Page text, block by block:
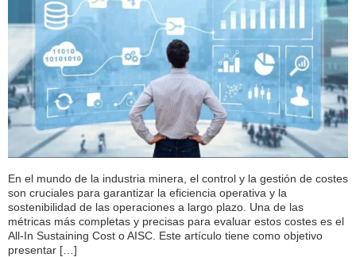
En el mundo de la industria minera, el control y la gestión de costes
son cruciales para garantizar la eficiencia operativa y la
sostenibilidad de las operaciones a largo plazo. Una de las
métricas más completas y precisas para evaluar estos costes es el
All-In Sustaining Cost o AISC. Este artículo tiene como objetivo
presentar […]